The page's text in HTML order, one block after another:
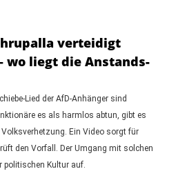
verteidigt
wo liegt die Anstands-
Lied der AfD-Anhänger sind
es als harmlos abtun, gibt es
Ein Video sorgt für
den Vorfall. Der Umgang mit solchen
politischen Kultur auf.